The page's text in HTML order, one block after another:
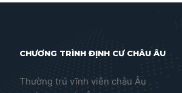
CHƯƠNG TRÌNH ĐỊNH CƯ CHÂU ÂU
Thường trú vĩnh viễn châu Âu